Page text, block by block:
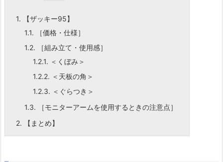
1. 【ザッキー95】
1.1. ［価格・仕様］
1.2. ［組み立て・使用感］
1.2.1. ＜くぼみ＞
1.2.2. ＜天板の角＞
1.2.3. ＜ぐらつき＞
1.3. ［モニターアームを使用するときの注意点］
2. 【まとめ】